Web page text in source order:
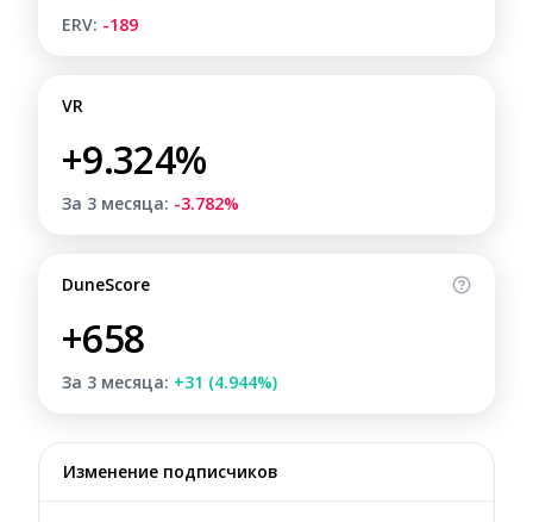
ERV: -189
VR
+9.324%
За 3 месяца: -3.782%
DuneScore
+658
За 3 месяца: +31 (4.944%)
Изменение подписчиков